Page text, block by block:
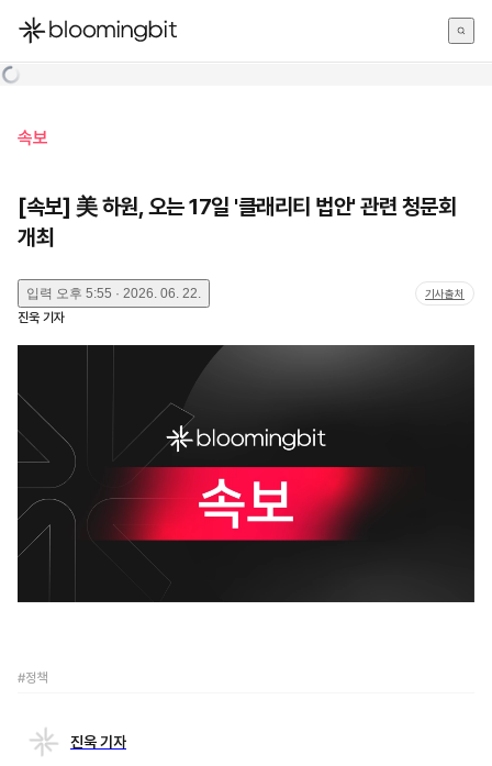
한국어
속보
[속보] 美 하원, 오는 17일 '클래리티 법안' 관련 청문회
개최
입력 오후 5:55 · 2026. 06. 22. 기사출처
진욱 기자
#정책
진욱 기자